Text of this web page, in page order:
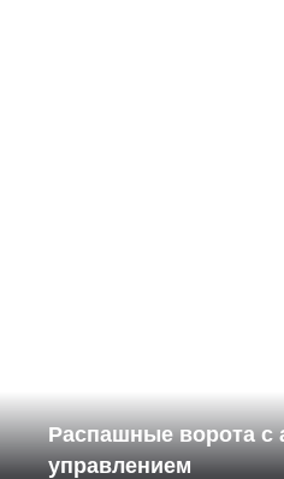
Распашные ворота с
управлением